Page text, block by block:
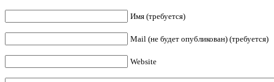
Имя (требуется)
Mail (не будет опубликован) (требуется)
Website